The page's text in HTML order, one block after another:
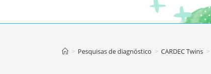
> Pesquisas de diagnóstico > CARDEC Twins >